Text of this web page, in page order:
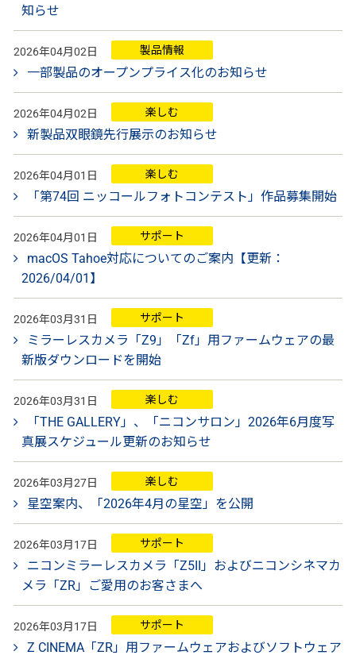
知らせ
2026年04月02日 製品情報
一部製品のオープンプライス化のお知らせ
2026年04月02日 楽しむ
新製品双眼鏡先行展示のお知らせ
2026年04月01日 楽しむ
「第74回 ニッコールフォトコンテスト」作品募集開始
2026年04月01日 サポート
macOS Tahoe対応についてのご案内【更新：
2026/04/01】
2026年03月31日 サポート
ミラーレスカメラ「Z9」「Zf」用ファームウェアの最
新版ダウンロードを開始
2026年03月31日 楽しむ
「THE GALLERY」、「ニコンサロン」2026年6月度写
真展スケジュール更新のお知らせ
2026年03月27日 楽しむ
星空案内、「2026年4月の星空」を公開
2026年03月17日 サポート
ニコンミラーレスカメラ「Z5II」およびニコンシネマカ
メラ「ZR」ご愛用のお客さまへ
2026年03月17日 サポート
Z CINEMA「ZR」用ファームウェアおよびソフトウェア